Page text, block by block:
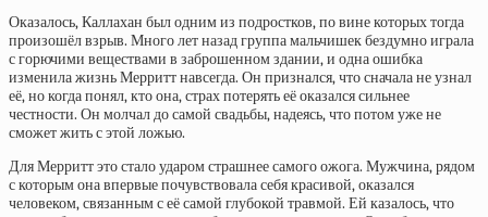
Оказалось, Каллахан был одним из подростков, по вине которых тогда
произошёл взрыв. Много лет назад группа мальчишек бездумно играла
с горючими веществами в заброшенном здании, и одна ошибка
изменила жизнь Мерритт навсегда. Он признался, что сначала не узнал
её, но когда понял, кто она, страх потерять её оказался сильнее
честности. Он молчал до самой свадьбы, надеясь, что потом уже не
сможет жить с этой ложью.
Для Мерритт это стало ударом страшнее самого ожога. Мужчина, рядом
с которым она впервые почувствовала себя красивой, оказался
человеком, связанным с её самой глубокой травмой. Ей казалось, что